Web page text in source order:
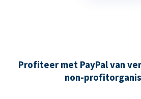
Profiteer met PayPal van
non-